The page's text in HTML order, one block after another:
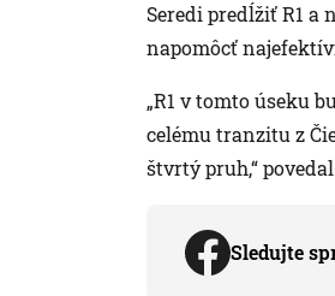
Seredi predĺžiť R1 a
napomôcť
„R1 v tomto úseku
celému tranzitu z
štvrtý pruh,“
Sledujte